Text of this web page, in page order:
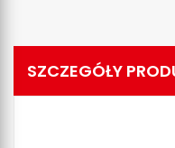
SZCZEGÓŁY